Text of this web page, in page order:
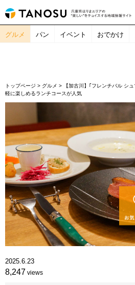
グルメ パン イベント おでかけ
トップページ > グルメ >
【加古川】｢フレンチバル シ
軽に楽しめるランチコースが人気
2025.6.23
8,247 views